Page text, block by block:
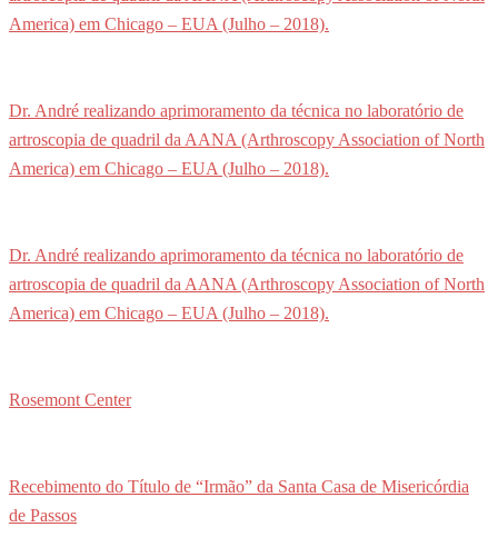
America) em Chicago – EUA (Julho – 2018).
Dr. André realizando aprimoramento da técnica no laboratório de
artroscopia de quadril da AANA (Arthroscopy Association of North
America) em Chicago – EUA (Julho – 2018).
Dr. André realizando aprimoramento da técnica no laboratório de
artroscopia de quadril da AANA (Arthroscopy Association of North
America) em Chicago – EUA (Julho – 2018).
Rosemont Center
Recebimento do Título de “Irmão” da Santa Casa de Misericórdia
de Passos